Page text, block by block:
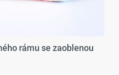
rámu se zaoblenou